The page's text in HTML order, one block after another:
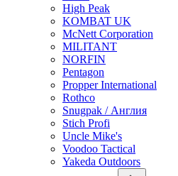
High Peak
KOMBAT UK
McNett Corporation
MILITANT
NORFIN
Pentagon
Propper International
Rothco
Snugpak / Англия
Stich Profi
Uncle Mike's
Voodoo Tactical
Yakeda Outdoors